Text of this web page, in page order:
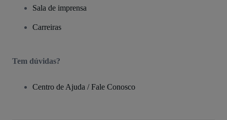
Sala de imprensa
Carreiras
Tem dúvidas?
Centro de Ajuda / Fale Conosco